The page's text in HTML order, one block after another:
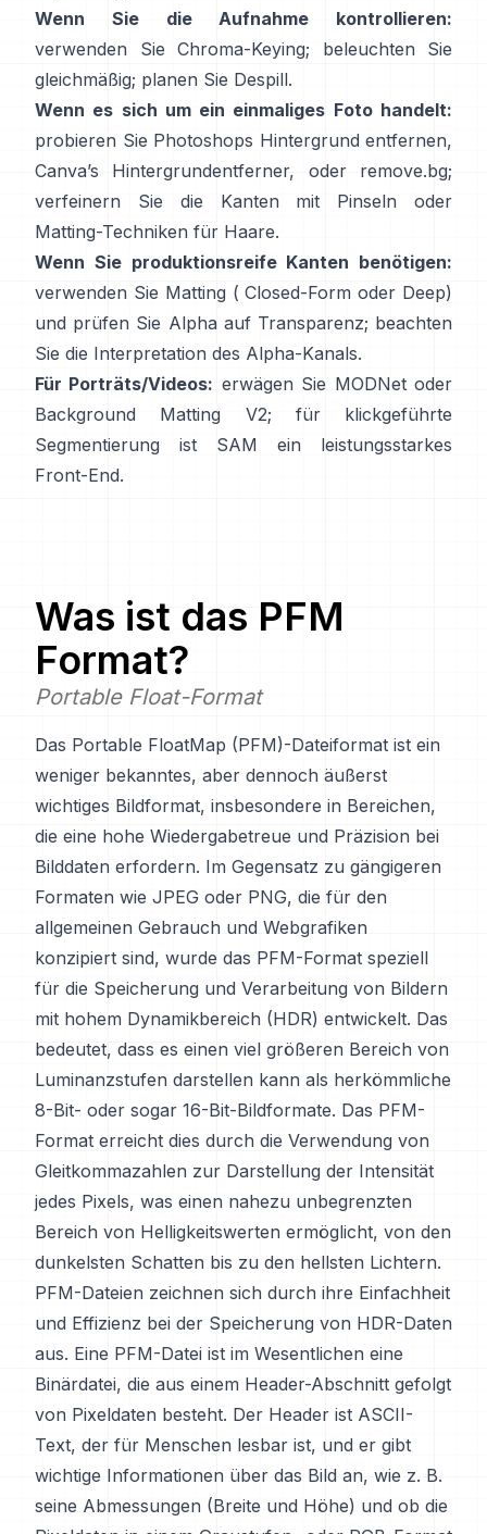
Wenn Sie die Aufnahme kontrollieren:
verwenden Sie Chroma-Keying; beleuchten Sie
gleichmäßig; planen Sie Despill.
Wenn es sich um ein einmaliges Foto handelt:
probieren Sie Photoshops Hintergrund entfernen,
Canva’s
Hintergrundentferner, oder remove.bg;
verfeinern Sie die Kanten mit Pinseln oder
Matting-Techniken für Haare.
Wenn Sie produktionsreife Kanten benötigen:
verwenden Sie Matting ( Closed-Form oder Deep)
und prüfen Sie Alpha auf Transparenz; beachten
Sie die Interpretation des Alpha-Kanals.
Für Porträts/Videos: erwägen Sie MODNetoder
Background Matting V2; für klickgeführte
Segmentierung ist
SAM ein leistungsstarkes
Front-End.
Was ist das PFM
Format?
Portable Float-Format
Das Portable FloatMap (PFM)-Dateiformat ist ein
weniger bekanntes, aber dennoch äußerst
wichtiges Bildformat, insbesondere in Bereichen,
die eine hohe Wiedergabetreue und Präzision bei
Bilddaten erfordern. Im Gegensatz zu gängigeren
Formaten wie JPEG oder PNG, die für den
allgemeinen Gebrauch und Webgrafiken
konzipiert sind, wurde das PFM-Format speziell
für die Speicherung und Verarbeitung von Bildern
mit hohem Dynamikbereich (HDR) entwickelt. Das
bedeutet, dass es einen viel größeren Bereich von
Luminanzstufen darstellen kann als herkömmliche
8-Bit- oder sogar 16-Bit-Bildformate. Das PFM-
Format erreicht dies durch die Verwendung von
Gleitkommazahlen zur Darstellung der Intensität
jedes Pixels, was einen nahezu unbegrenzten
Bereich von Helligkeitswerten ermöglicht, von den
dunkelsten Schatten bis zu den hellsten Lichtern.
PFM-Dateien zeichnen sich durch ihre Einfachheit
und Effizienz bei der Speicherung von HDR-Daten
aus. Eine PFM-Datei ist im Wesentlichen eine
Binärdatei, die aus einem Header-Abschnitt gefolgt
von Pixeldaten besteht. Der Header ist ASCII-
Text, der für Menschen lesbar ist, und er gibt
wichtige Informationen über das Bild an, wie z. B.
seine Abmessungen (Breite und Höhe) und ob die